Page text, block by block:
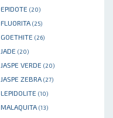
EPIDOTE (20)
FLUORITA (25)
GOETHITE (26)
JADE (20)
JASPE VERDE (20)
JASPE ZEBRA (27)
LEPIDOLITE (10)
MALAQUITA (13)